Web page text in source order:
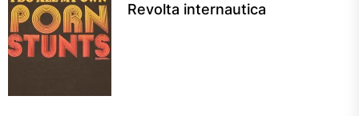
Revolta internautica